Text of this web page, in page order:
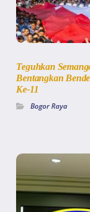
Teguhkan
Bentangkan
Ke-11
Bogor Raya